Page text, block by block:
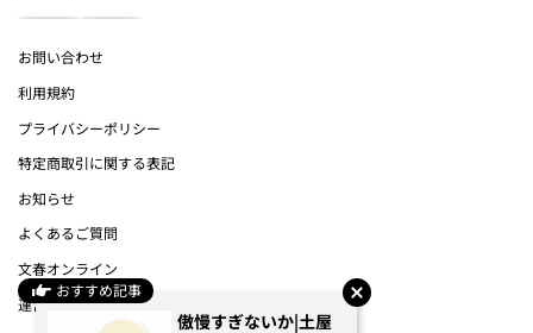
おすすめ記事
傲慢すぎないか|土屋
お問い合わせ
利用規約
プライバシーポリシー
特定商取引に関する表記
お知らせ
よくあるご質問
文春オンライン
運営会社